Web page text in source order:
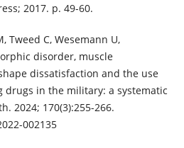
2017. p. 49-60.
Tweed C, Wesemann U,
disorder, muscle
dissatisfaction and the use
drugs in the military: a systematic
2024; 170(3):255-266.
002135